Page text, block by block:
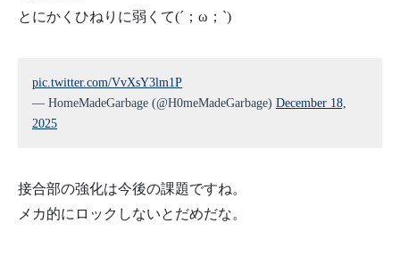
とにかくひねりに弱くて(´；ω；`)
pic.twitter.com/VvXsY3lm1P
— HomeMadeGarbage (@H0meMadeGarbage) December 18,
2025
接合部の強化は今後の課題ですね。
メカ的にロックしないとだめだな。